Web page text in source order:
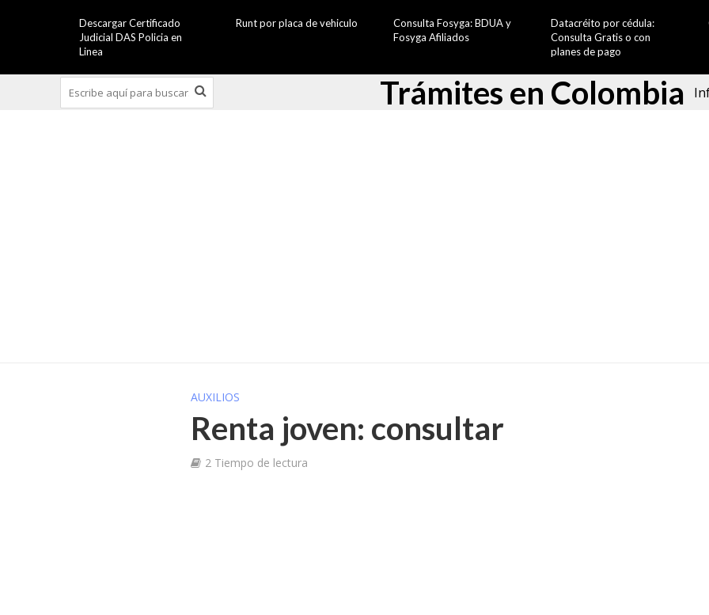
Descargar Certificado
Judicial DAS Policia en
Linea
Runt por placa de vehiculo
Consulta Fosyga: BDUA y
Fosyga Afiliados
Datacréito por cédula:
Consulta Gratis o con
planes de pago
Trámites en Colombia
AUXILIOS
Renta joven: consultar
2 Tiempo de lectura